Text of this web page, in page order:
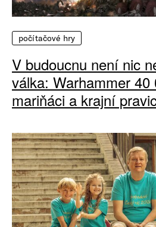
počítačové hry
V budoucnu není nic
válka: Warhammer
mariňáci a krajní